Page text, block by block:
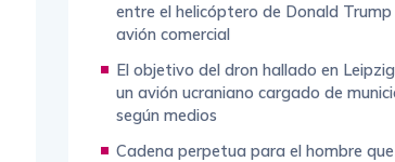
entre el helicóptero de Donald Trump
avión comercial
El objetivo del dron hallado en
un avión ucraniano cargado de
según medios
Cadena perpetua para el hombre que